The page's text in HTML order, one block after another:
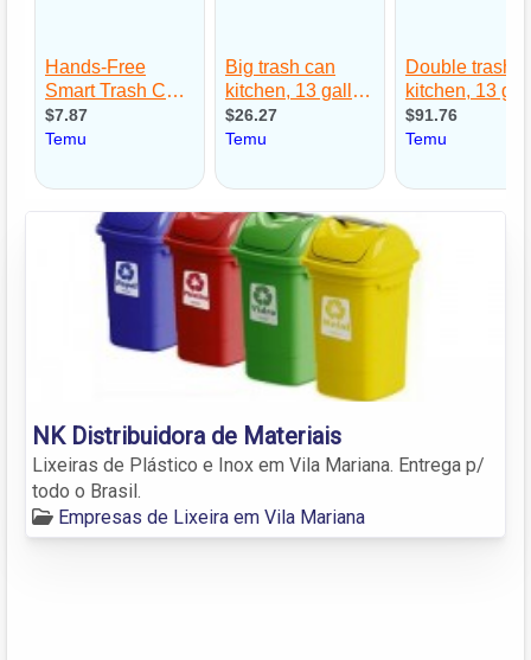
NK Distribuidora de Materiais
Lixeiras de Plástico e Inox em Vila Mariana. Entrega p/
todo o Brasil.
Empresas de Lixeira em Vila Mariana